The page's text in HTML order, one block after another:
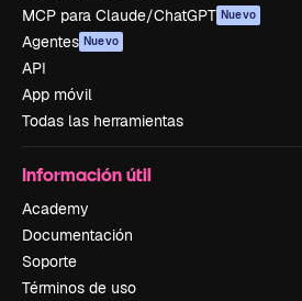
MCP para Claude/ChatGPT Nuevo
Agentes Nuevo
API
App móvil
Todas las herramientas
Información útil
Academy
Documentación
Soporte
Términos de uso